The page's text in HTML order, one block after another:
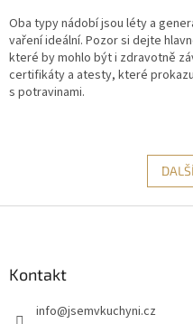
Oba typy nádobí jsou léty a
vaření ideální. Pozor si dejte
které by mohlo být i zdravotně
certifikáty a atesty, které
s potravinami.
Kontakt
info@jsemvkuchyni.cz